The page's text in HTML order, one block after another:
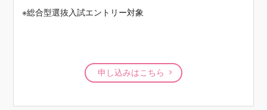
※総合型選抜入試エントリー対象
申し込みはこちら